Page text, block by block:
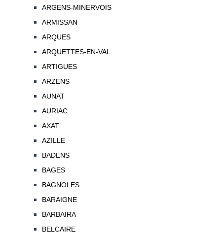
ARGENS-MINERVOIS
ARMISSAN
ARQUES
ARQUETTES-EN-VAL
ARTIGUES
ARZENS
AUNAT
AURIAC
AXAT
AZILLE
BADENS
BAGES
BAGNOLES
BARAIGNE
BARBAIRA
BELCAIRE